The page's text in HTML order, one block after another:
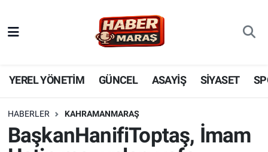
YEREL YÖNETİM GÜNCEL ASAYİŞ SİYASET
HABERLER KAHRAMANMARAŞ
BaşkanHanifiToptaş, İmam
YEREL YÖNETİM
GÜNCEL
KADIN AİLE
Nöbetçi Eczaneler
Hava Durumu
Süper Lig Puan Durumu ve Fikstür